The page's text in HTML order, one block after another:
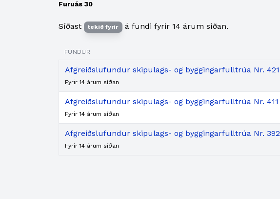
Furuás 30
Síðast tekið fyrir á fundi fyrir 14 árum síðan.
FUNDUR
Afgreiðslufundur skipulags- og byggingarfulltrúa Nr. 421
Fyrir 14 árum síðan
Afgreiðslufundur skipulags- og byggingarfulltrúa Nr. 411
Fyrir 14 árum síðan
Afgreiðslufundur skipulags- og byggingarfulltrúa Nr. 392
Fyrir 14 árum síðan